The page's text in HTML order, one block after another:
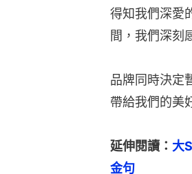
得知我們深愛
間，我們深刻
品牌同時決定
帶給我們的美
延伸閱讀： 大
金句